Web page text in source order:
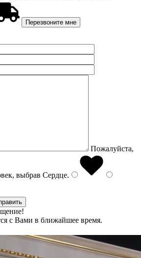
Пожалуйста,
выбрав Сердце.
с Вами в ближайшее время.